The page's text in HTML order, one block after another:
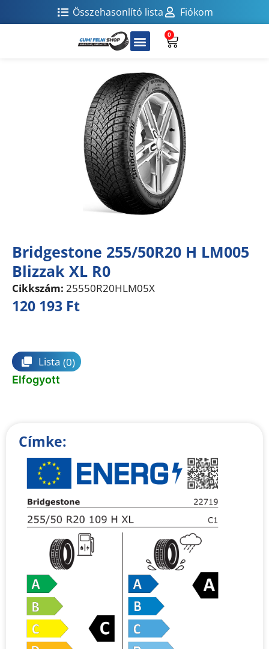
Összehasonlító lista Fiókom
0
Bridgestone 255/50R20 H LM005
Blizzak XL R0
Cikkszám: 25550R20HLM05X
120 193 Ft
Lista (0)
Elfogyott
Címke: